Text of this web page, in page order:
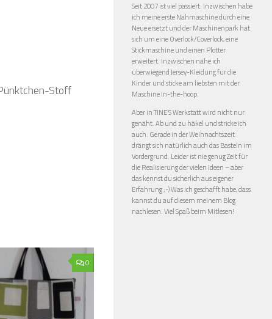
Stoff
0
Seit 2007 ist viel passiert. Inzwischen habe
ich meine erste Nähmaschine durch eine
Neue ersetzt und der Maschinenpark hat
sich um eine Overlock/Coverlock, eine
Stickmaschine und einen Plotter
erweitert. Inzwischen nähe ich
überwiegend Jersey-Kleidung für die
Kinder und sticke am liebsten mit der
Maschine In-the-hoop.
Aber in TINE’S Werkstatt wird nicht nur
genäht. Ab und zu häkel und stricke ich
auch. Gerade in der Weihnachtszeit
drängt sich natürlich auch das Basteln im
Vordergrund. Leider ist nie genug Zeit für
die Realisierung der vielen Ideen – aber
das kennst du sicherlich aus eigener
Erfahrung ;-) Was ich geschafft habe, dass
kannst du auf diesem meinem Blog
nachlesen. Viel Spaß beim Mitlesen!